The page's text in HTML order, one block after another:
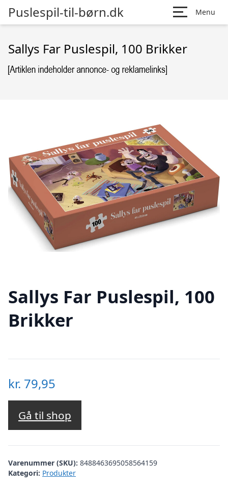
Puslespil-til-børn.dk Menu
Sallys Far Puslespil, 100 Brikker
Sallys Far Puslespil, 100
Brikker
kr. 79,95
Gå til shop
Varenummer (SKU): 8488463695058564159
Kategori: Produkter